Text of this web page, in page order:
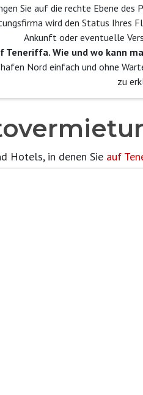
Sie auf die rechte Ebene
wird den Status Ihres
Ankunft oder eventuelle
Wie und wo kann
Nord einfach und ohne
zu
Hotels, in denen Sie auf